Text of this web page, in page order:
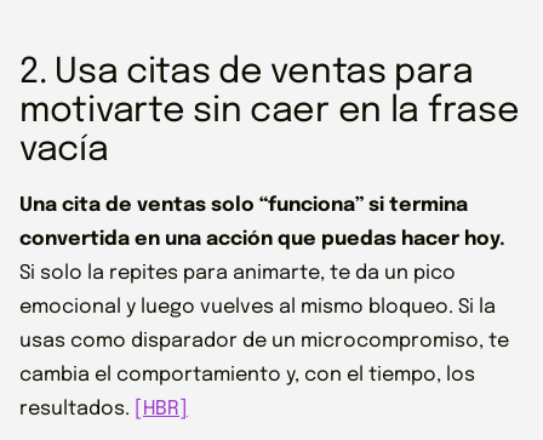
2. Usa citas de ventas para
motivarte sin caer en la frase
vacía
Una cita de ventas solo “funciona” si termina
convertida en una acción que puedas hacer hoy.
Si solo la repites para animarte, te da un pico
emocional y luego vuelves al mismo bloqueo. Si la
usas como disparador de un microcompromiso, te
cambia el comportamiento y, con el tiempo, los
resultados.
[HBR]